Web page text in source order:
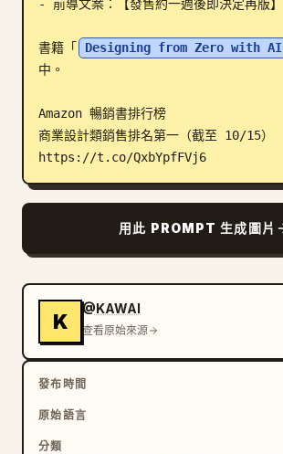
- 前導文案：【發售約一週後即決定再版】
書籍「 Designing from Zero with AI
中。
Amazon 暢銷書排行榜
商業設計類銷售排名第一（截至 10/15）
https://t.co/QxbYpfFVj6
用此 PROMPT 生成圖片
K
@KAWAI
查看原始來源
發布時間
原始語言
分類